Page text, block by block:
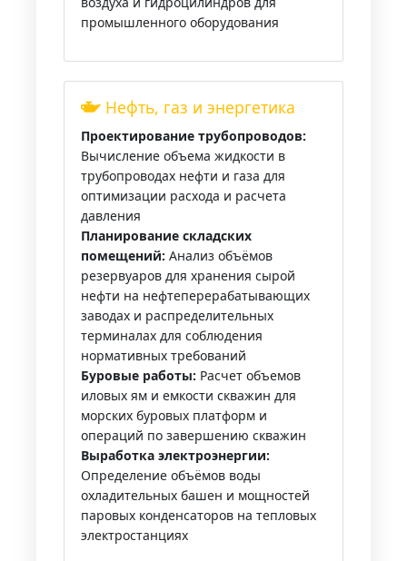
промышленного оборудования
Нефть, газ и энергетика
Проектирование трубопроводов:
Вычисление объема жидкости в
трубопроводах нефти и газа для
оптимизации расхода и расчета
давления
Планирование складских
помещений: Анализ объёмов
резервуаров для хранения сырой
нефти на нефтеперерабатывающих
заводах и распределительных
терминалах для соблюдения
нормативных требований
Буровые работы: Расчет объемов
иловых ям и емкости скважин для
морских буровых платформ и
операций по завершению скважин
Выработка электроэнергии:
Определение объёмов воды
охладительных башен и мощностей
паровых конденсаторов на тепловых
электростанциях